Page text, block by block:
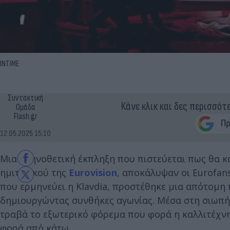
INTIME
Συντακτική
Ομάδα
Flash.gr
12.05.2025 15:10
Κάνε κλικ και δες
Μια σκηνοθετική έκπληξη που πιστεύεται πως θα
ημιτελικού της Eurovision, αποκάλυψαν οι
που ερμηνεύει η Klavdia, προστέθηκε μια
δημιουργώντας συνθήκες αγωνίας. Μέσα στη
τραβά το εξωτερικό φόρεμα που φορά η